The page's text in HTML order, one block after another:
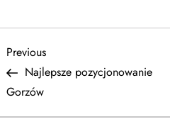
N
a
Previous
Post
Previous
Najlepsze pozycjonowanie
Gorzów